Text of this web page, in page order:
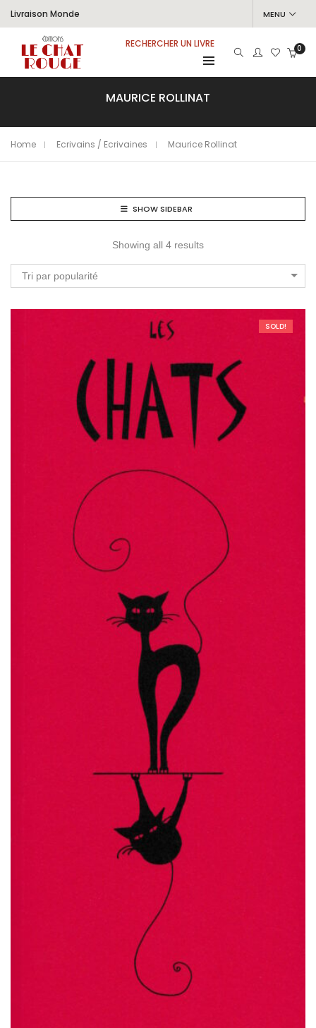
Livraison Monde MENU
RECHERCHER UN LIVRE 0
MAURICE ROLLINAT
Home Ecrivains / Ecrivaines Maurice Rollinat
SHOW SIDEBAR
Showing all 4 results
Tri par popularité
SOLD!